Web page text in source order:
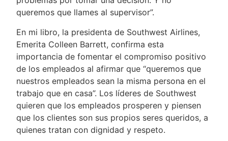
queremos que llames al supervisor”.
En mi libro, la presidenta de Southwest Airlines,
Emerita Colleen Barrett, confirma esta
importancia de fomentar el compromiso positivo
de los empleados al afirmar que “queremos que
nuestros empleados sean la misma persona en el
trabajo que en casa”. Los líderes de Southwest
quieren que los empleados prosperen y piensen
que los clientes son sus propios seres queridos, a
quienes tratan con dignidad y respeto.